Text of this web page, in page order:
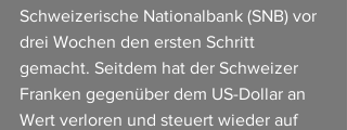
Schweizerische Nationalbank (SNB) vor
drei Wochen den ersten Schritt
gemacht. Seitdem hat der Schweizer
Franken gegenüber dem US-Dollar an
Wert verloren und steuert wieder auf